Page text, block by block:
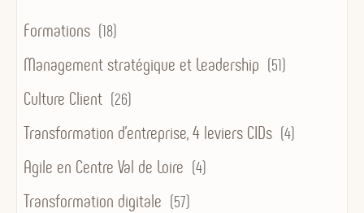
Formations (18)
Management stratégique et Leadership (51)
Culture Client (26)
Transformation d’entreprise, 4 leviers CIDs (4)
Agile en Centre Val de Loire (4)
Transformation digitale (57)